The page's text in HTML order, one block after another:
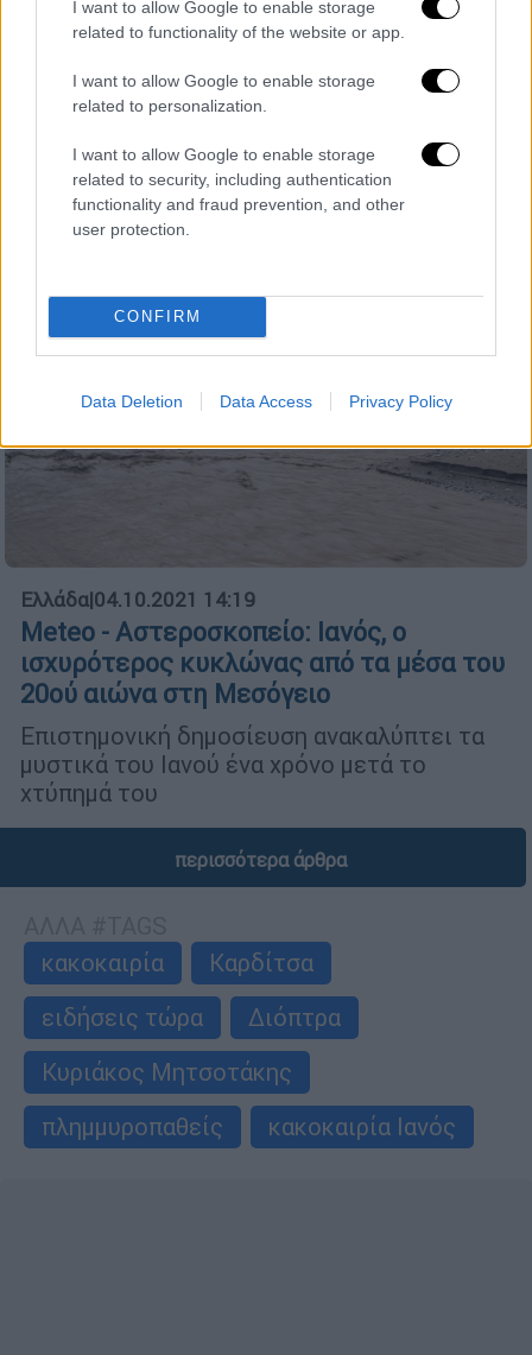
I want to allow Google to enable storage
related to functionality of the website or app.
I want to allow Google to enable storage
related to personalization.
I want to allow Google to enable storage
related to security, including authentication
functionality and fraud prevention, and other
user protection.
CONFIRM
Data Deletion Data Access Privacy Policy
Κέρκυρα - Κακοκαιρία «Αθηνά»: Αλαλούμ
«Ιανό»
που είχε link με οδηγίες για το πέρασμα του
Ιανού
Ελλάδα|04.10.2021 14:19
Meteo - Αστεροσκοπείο: Ιανός, ο
ισχυρότερος κυκλώνας από τα μέσα του
20ού αιώνα στη Μεσόγειο
Επιστημονική δημοσίευση ανακαλύπτει τα
μυστικά του Ιανού ένα χρόνο μετά το
χτύπημά του
περισσότερα άρθρα
κακοκαιρία
Καρδίτσα
ειδήσεις τώρα
Διόπτρα
Κυριάκος Μητσοτάκης
πλημμυροπαθείς
κακοκαιρία Ιανός